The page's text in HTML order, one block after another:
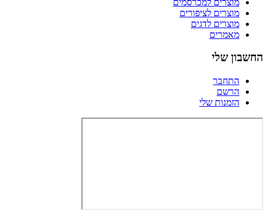
מוצרים לציפורים
מוצרים לדגים
מאמרים
החשבון שלי
התחבר
הרשם
הזמנות שלי